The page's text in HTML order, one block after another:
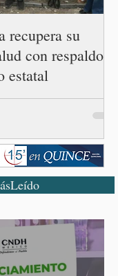
recupera su
con respaldo
estatal